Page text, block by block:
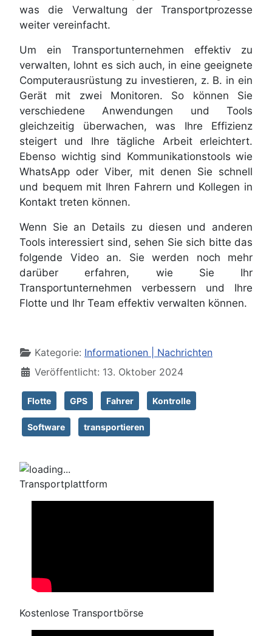
was die Verwaltung der Transportprozesse
weiter vereinfacht.
Um ein Transportunternehmen effektiv zu
verwalten, lohnt es sich auch, in eine geeignete
Computerausrüstung zu investieren, z. B. in ein
Gerät mit zwei Monitoren. So können Sie
verschiedene Anwendungen und Tools
gleichzeitig überwachen, was Ihre Effizienz
steigert und Ihre tägliche Arbeit erleichtert.
Ebenso wichtig sind Kommunikationstools wie
WhatsApp oder Viber, mit denen Sie schnell
und bequem mit Ihren Fahrern und Kollegen in
Kontakt treten können.
Wenn Sie an Details zu diesen und anderen
Tools interessiert sind, sehen Sie sich bitte das
folgende Video an. Sie werden noch mehr
darüber erfahren, wie Sie Ihr
Transportunternehmen verbessern und Ihre
Flotte und Ihr Team effektiv verwalten können.
DetailsKategorie: Informationen | Nachrichten
Veröffentlicht: 13. Oktober 2024
Flotte GPS Fahrer Kontrolle
Software transportieren
Transportplattform
Kostenlose Transportbörse